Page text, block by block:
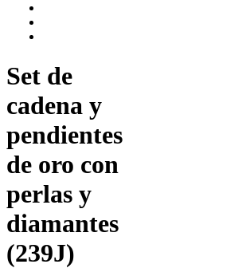
Set de
cadena y
pendientes
de oro con
perlas y
diamantes
(239J)